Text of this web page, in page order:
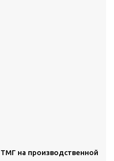
на производственной